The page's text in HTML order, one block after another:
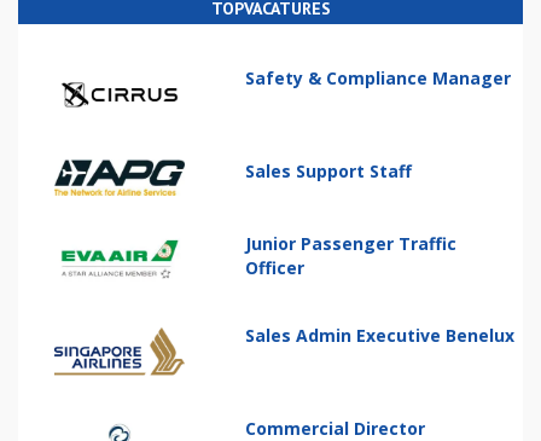
TOPVACATURES
Safety & Compliance Manager
Sales Support Staff
Junior Passenger Traffic
Officer
Sales Admin Executive Benelux
Commercial Director